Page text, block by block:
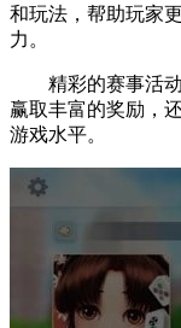
和玩法，帮助玩家
力。
精彩的赛事活动
赢取丰富的奖励，
游戏水平。